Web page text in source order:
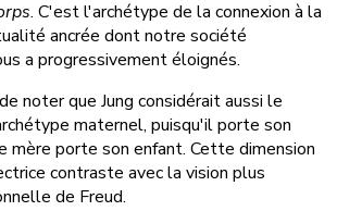
. C'est l'archétype de la connexion à la
ancrée dont notre société
a progressivement éloignés.
noter que Jung considérait aussi le
maternel, puisqu'il porte son
mère porte son enfant. Cette dimension
contraste avec la vision plus
de Freud.